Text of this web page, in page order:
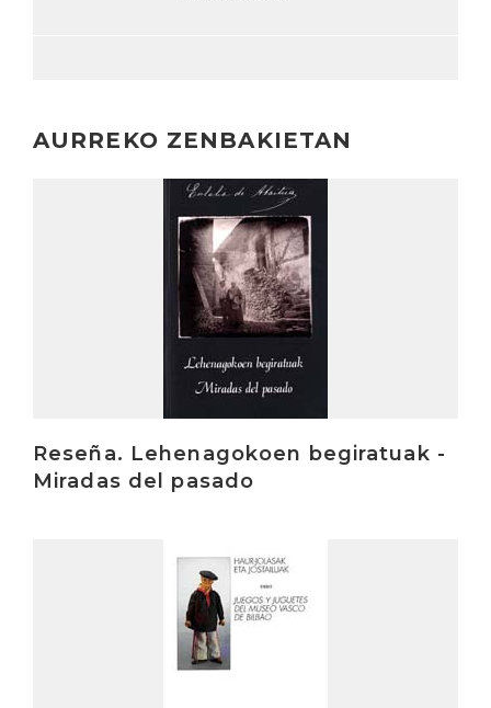
AURREKO ZENBAKIETAN
Reseña. Lehenagokoen begiratuak -
Miradas del pasado